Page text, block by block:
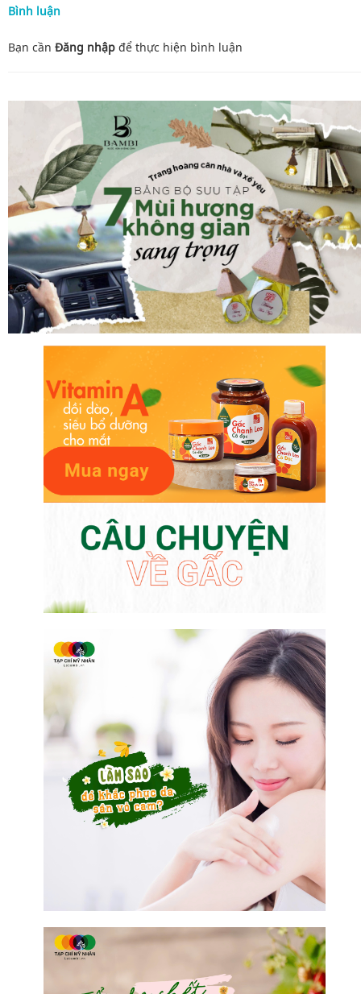
Bình luận
Bạn cần Đăng nhập để thực hiện bình luận